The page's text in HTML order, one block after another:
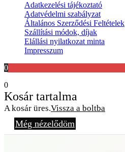
Adatkezelési tájékoztató
Adatvédelmi szabályzat
Általános Szerződési Feltételek
Szállítási módok, díjak
Elállási nyilatkozat minta
Impresszum
0
0
Kosár tartalma
A kosár üres.Vissza a boltba
Még nézelődöm